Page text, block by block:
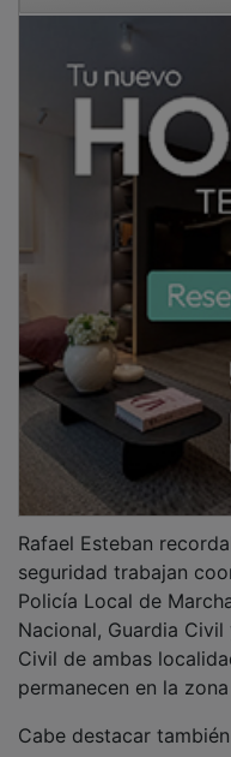
Rafael Esteban
seguridad trabajan
Policía Local de
Nacional, Guardia
Civil de ambas
permanecen en la
​Cabe destacar
vecinal. Diversas
varias lavanderías
paralizar casi por
sus tomas de agua de
de los bomberos. Por
del Ayuntamiento de
avituallando con
al personal de
PUBLICIDAD